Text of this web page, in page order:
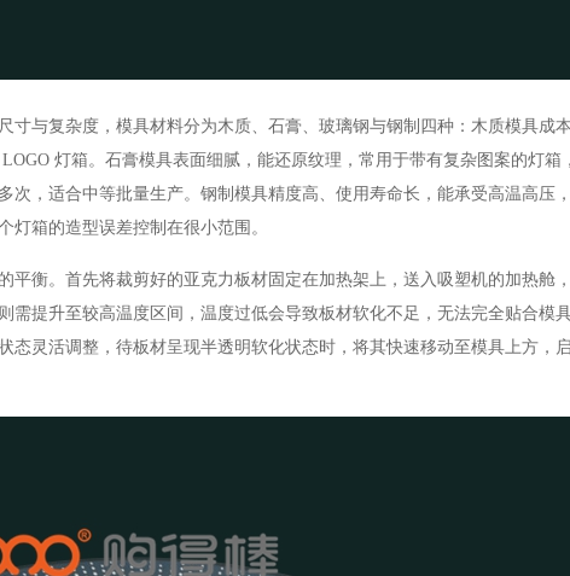
与复杂度，模具材料分为木质、石膏、玻璃钢与钢制四种：木质模具成
灯箱。石膏模具表面细腻，能还原纹理，常用于带有复杂图案的灯箱
次，适合中等批量生产。钢制模具精度高、使用寿命长，能承受高温高压
灯箱的造型误差控制在很小范围。
衡。首先将裁剪好的亚克力板材固定在加热架上，送入吸塑机的加热舱
需提升至较高温度区间，温度过低会导致板材软化不足，无法完全贴合模
态灵活调整，待板材呈现半透明软化状态时，将其快速移动至模具上方，